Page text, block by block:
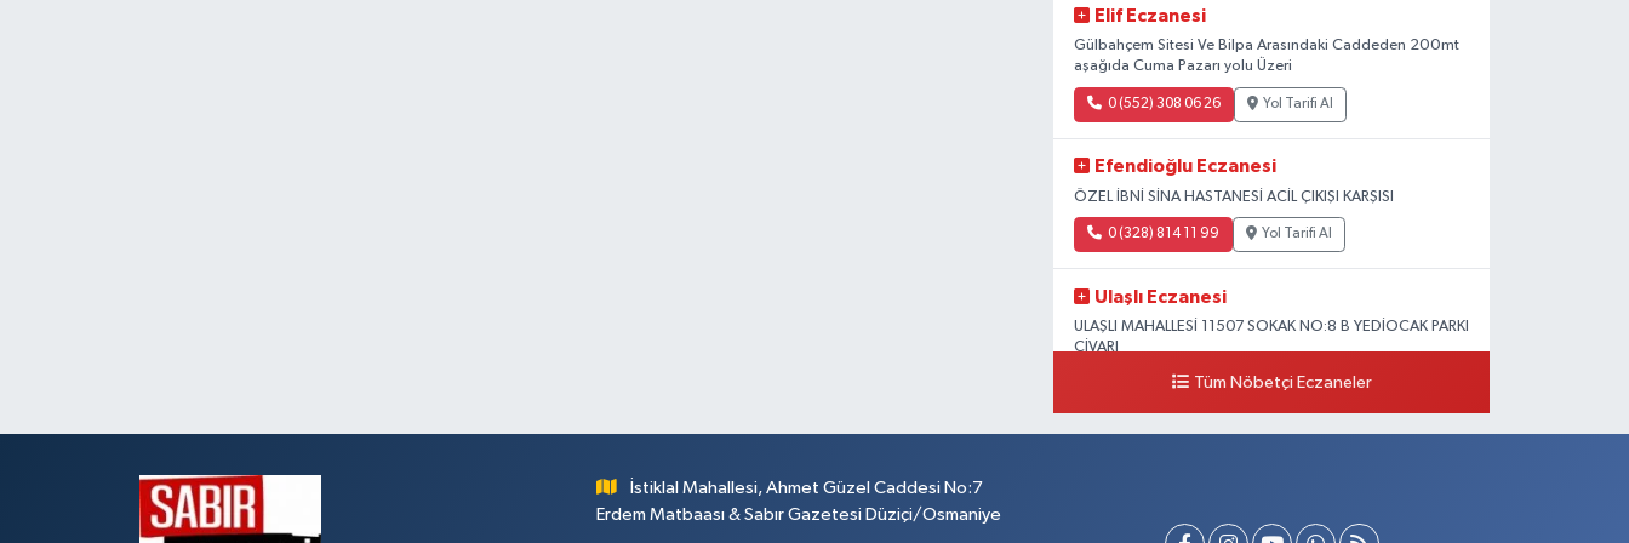
Elif Eczanesi
Gülbahçem Sitesi Ve Bilpa Arasındaki Caddeden 200mt
aşağıda Cuma Pazarı yolu Üzeri
0 (552) 308 06 26 Yol Tarifi Al
Efendioğlu Eczanesi
ÖZEL İBNİ SİNA HASTANESİ ACİL ÇIKIŞI KARŞISI
0 (328) 814 11 99 Yol Tarifi Al
Ulaşlı Eczanesi
ULAŞLI MAHALLESİ 11507 SOKAK NO:8 B YEDİOCAK PARKI
CİVARI
0 (546) 158 81 80 Yol Tarifi Al
Tüm Nöbetçi Eczaneler
İstiklal Mahallesi, Ahmet Güzel Caddesi No:7
Erdem Matbaası & Sabır Gazetesi Düziçi/Osmaniye